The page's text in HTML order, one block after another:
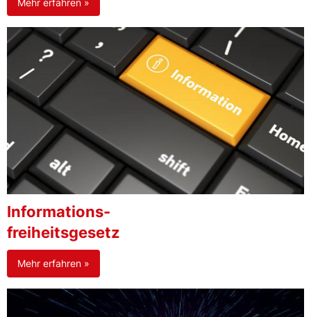
Informations-
freiheitsgesetz
Mehr erfahren »